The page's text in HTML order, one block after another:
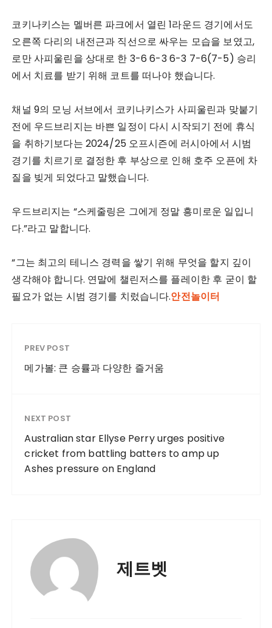
코키나키스는 멜버른 파크에서 열린 1라운드 경기에서도
오른쪽 다리의 내전근과 직선으로 싸우는 모습을 보였고,
로만 사피울린을 상대로 한 3-6 6-3 6-3 7-6(7-5) 승리
에서 치료를 받기 위해 코트를 떠나야 했습니다.
채널 9의 모닝 서브에서 코키나키스가 사피울린과 맞붙기
전에 우드브리지는 바쁜 일정이 다시 시작되기 전에 휴식
을 취하기보다는 2024/25 오프시즌에 러시아에서 시범
경기를 치르기로 결정한 후 부상으로 인해 호주 오픈에 차
질을 빚게 되었다고 말했습니다.
우드브리지는 “스케줄링은 그에게 정말 흥미로운 일입니
다.”라고 말합니다.
“그는 최고의 테니스 경력을 쌓기 위해 무엇을 할지 깊이
생각해야 합니다. 연말에 챌린저스를 플레이한 후 굳이 할
필요가 없는 시범 경기를 치렀습니다.안전놀이터
PREV POST
메가볼: 큰 승률과 다양한 즐거움
NEXT POST
Australian star Ellyse Perry urges positive
cricket from battling batters to amp up
Ashes pressure on England
제트벳